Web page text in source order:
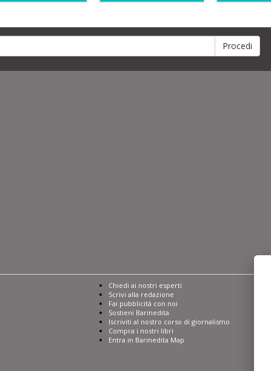
Chiedi ai nostri esperti
Scrivi alla redazione
Fai pubblicità con noi
Sostieni Barinedita
Iscriviti al nostro corso di giornalismo
Compra i nostri libri
Entra in Barinedita Map